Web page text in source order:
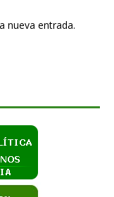
nueva entrada.